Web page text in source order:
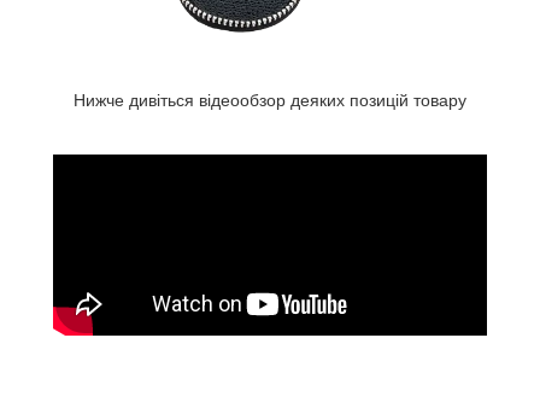
Нижче дивіться відеообзор деяких позицій товару